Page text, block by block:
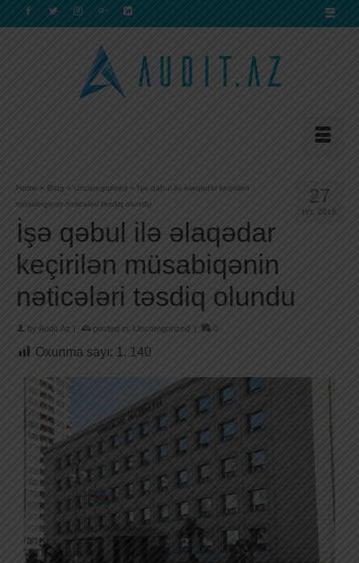
27
İYL 2018
Home » Blog » Uncategorized » İşə qəbul ilə əlaqədar keçirilən
müsabiqənin nəticələri təsdiq olundu
İşə qəbul ilə əlaqədar
keçirilən müsabiqənin
nəticələri təsdiq olundu
by Audit.Az | posted in: Uncategorized | 0
Oxunma sayı: 1. 140